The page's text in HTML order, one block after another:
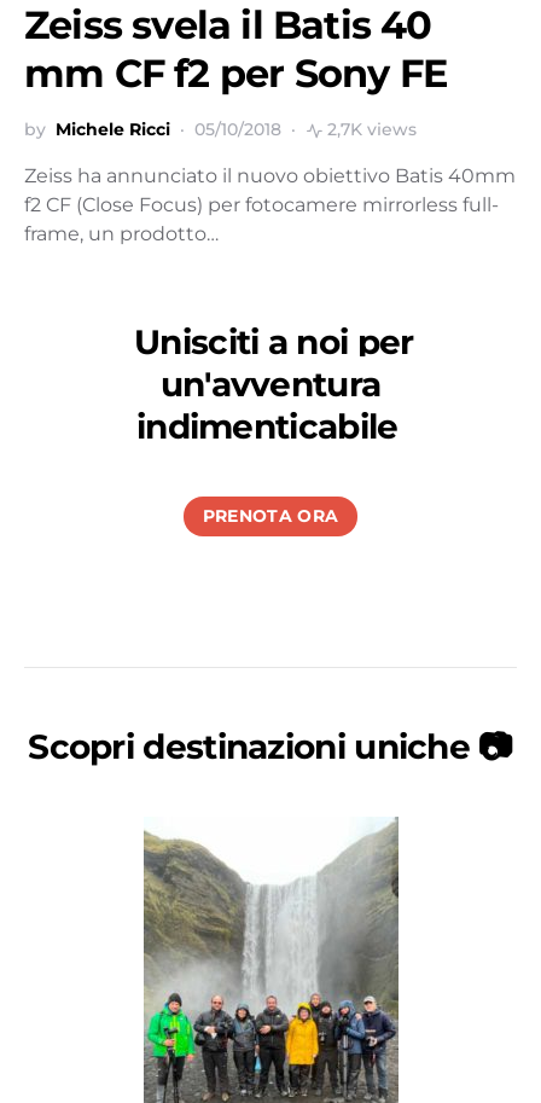
Zeiss svela il Batis 40
mm CF f2 per Sony FE
by Michele Ricci 05/10/2018 2,7K views
Zeiss ha annunciato il nuovo obiettivo Batis 40mm
f2 CF (Close Focus) per fotocamere mirrorless full-
frame, un prodotto…
Unisciti a noi per
un'avventura
indimenticabile
PRENOTA ORA
Scopri destinazioni uniche 📷